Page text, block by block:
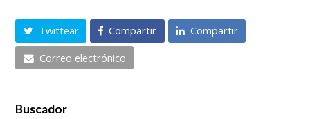
Twittear Compartir
Compartir
Correo electrónico
Buscador